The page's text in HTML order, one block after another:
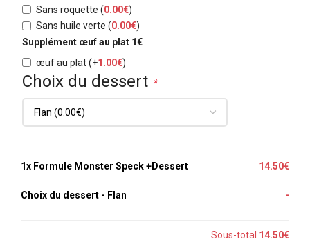
Sans roquette (0.00€)
Sans huile verte (0.00€)
Supplément œuf au plat 1€
œuf au plat(+1.00€)
Choix du dessert *
1x Formule Monster Speck +Dessert 14.50€
Choix du dessert - Flan -
Sous-total 14.50€